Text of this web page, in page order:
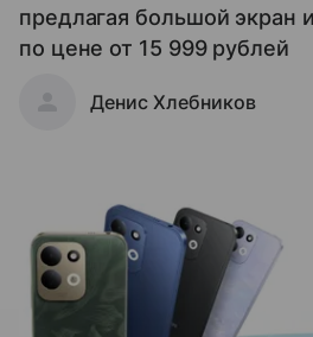
предлагая большой экран
по цене от 15 999 рублей
Денис Хлебников